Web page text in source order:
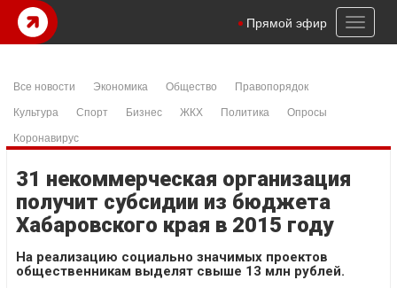
Toggle
Прямой эфир
Все новости Экономика Общество
Правопорядок
Культура
Спорт Бизнес ЖКХ Политика
Опросы
Коронавирус
31 некоммерческая организация
получит субсидии из бюджета
Хабаровского края в 2015 году
На реализацию социально значимых проектов
общественникам выделят свыше 13 млн рублей.